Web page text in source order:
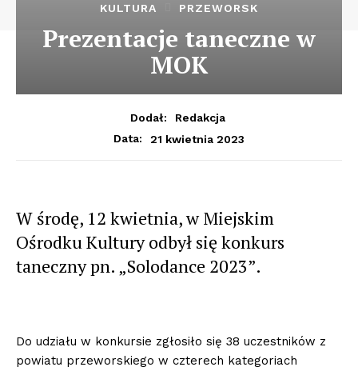
KULTURA PRZEWORSK
Prezentacje taneczne w
MOK
Dodał:
Redakcja
Data:
21 kwietnia 2023
W środę, 12 kwietnia, w Miejskim
Ośrodku Kultury odbył się konkurs
taneczny pn. „Solodance 2023”.
Do udziału w konkursie zgłosiło się 38 uczestników z
powiatu przeworskiego w czterech kategoriach